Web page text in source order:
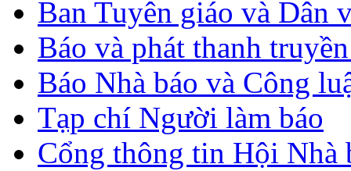
Ban Tuyên giáo và Dân
Báo và phát thanh
Báo Nhà báo và Công
Tạp chí Người làm báo
Cổng thông tin Hội Nhà